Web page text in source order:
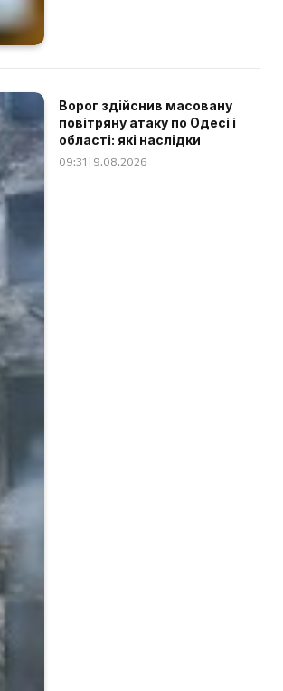
Ворог здійснив масовану
повітряну атаку по Одесі і
області: які наслідки
09:31 | 9.08.2026